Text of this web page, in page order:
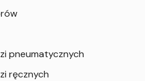
pneumatycznych
ręcznych